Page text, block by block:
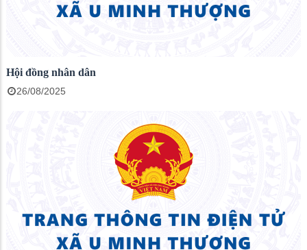
Hội đồng nhân dân
26/08/2025